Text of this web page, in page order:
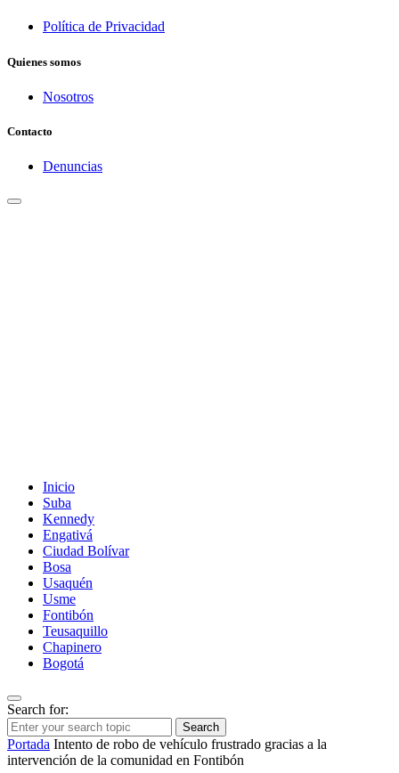
Política de Privacidad
Quienes somos
Nosotros
Contacto
Denuncias
Inicio
Suba
Kennedy
Engativá
Ciudad Bolívar
Bosa
Usaquén
Usme
Fontibón
Teusaquillo
Chapinero
Bogotá
Search for:
Search
Portada Intento de robo de vehículo frustrado gracias a la
intervención de la comunidad en Fontibón